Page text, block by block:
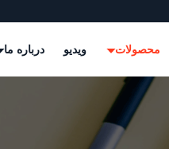
محصولات ویدیو درباره ما